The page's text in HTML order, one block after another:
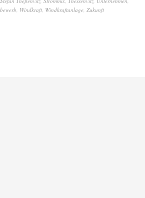
, Windkraft, Windkraftanlage, Zukunft